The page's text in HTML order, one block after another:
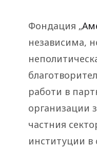
Фондация „
независима,
работи в
организации
частния
институции в